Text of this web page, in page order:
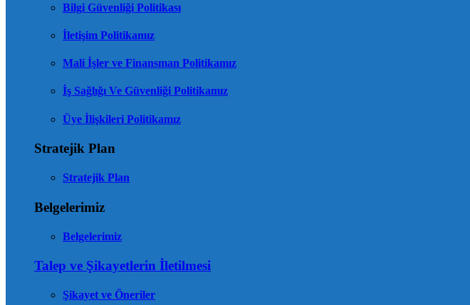
Bilgi Güvenliği Politikası
İletişim Politikamız
Mali İşler ve Finansman Politikamız
İş Sağlığı Ve Güvenliği Politikamız
Üye İlişkileri Politikamız
Stratejik Plan
Stratejik Plan
Belgelerimiz
Belgelerimiz
Talep ve Şikayetlerin İletilmesi
Şikayet ve Öneriler